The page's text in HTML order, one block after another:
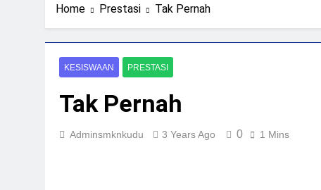
Home Prestasi Tak Pernah
KESISWAAN PRESTASI
Tak Pernah
Adminsmknkudu 3 Years Ago 0 1 Mins